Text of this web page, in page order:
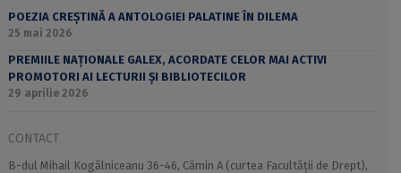
POEZIA CREȘTINĂ A ANTOLOGIEI PALATINE ÎN DILEMA
25 mai 2026
PREMIILE NAȚIONALE GALEX, ACORDATE CELOR MAI ACTIVI
PROMOTORI AI LECTURII ȘI BIBLIOTECILOR
29 aprilie 2026
CONTACT
B-dul Mihail Kogălniceanu 36-46, Cămin A (curtea Facultății de Drept),